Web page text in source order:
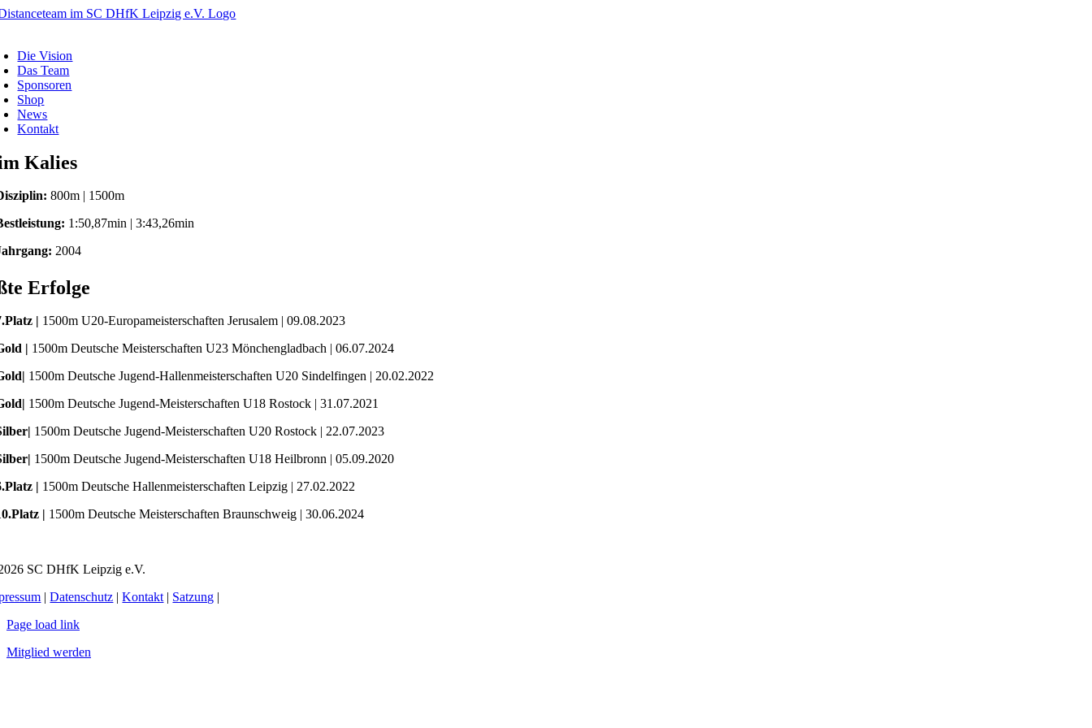
Zum
Die Vision
Das Team
Sponsoren
Shop
News
Kontakt
Kalies
800m | 1500m
1:50,87min | 3:43,26min
2004
Erfolge
| 1500m U20-Europameisterschaften Jerusalem | 09.08.2023
| 1500m Deutsche Meisterschaften U23 Mönchengladbach | 06.07.2024
1500m Deutsche Jugend-Hallenmeisterschaften U20 Sindelfingen | 20.02.2022
1500m Deutsche Jugend-Meisterschaften U18 Rostock | 31.07.2021
1500m Deutsche Jugend-Meisterschaften U20 Rostock | 22.07.2023
1500m Deutsche Jugend-Meisterschaften U18 Heilbronn | 05.09.2020
| 1500m Deutsche Hallenmeisterschaften Leipzig | 27.02.2022
| 1500m Deutsche Meisterschaften Braunschweig | 30.06.2024
SC DHfK Leipzig e.V.
|Datenschutz |Kontakt | Satzung |
Page load link
Mitglied werden